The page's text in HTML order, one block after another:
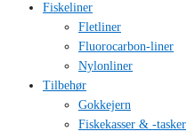
Fiskeliner
Fletliner
Fluorocarbon-liner
Nylonliner
Tilbehør
Gokkejern
Fiskekasser & -tasker